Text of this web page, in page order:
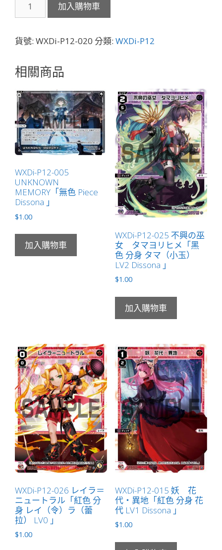
P12-
メ
桜
「綠
色
分
身
メ
（梅
露）
LV0
」
數
加入購物車
貨號: WXDi-P12-020 分類: WXDi-P12
相關商品
WXDi-P12-005
UNKNOWN
MEMORY「無色 Piece
Dissona 」
$1.00
加入購物車
WXDi-P12-025 不興の巫
女 タマヨリヒメ「黑
色 分身 タマ（小玉）
LV2 Dissona 」
$1.00
加入購物車
WXDi-P12-026 レイラ＝
ニュートラル「紅色 分
身 レイ（令）ラ（蕾
拉） LV0 」
$1.00
WXDi-P12-015 妖 花
代・異地「紅色 分身 花
代 LV1 Dissona 」
$1.00